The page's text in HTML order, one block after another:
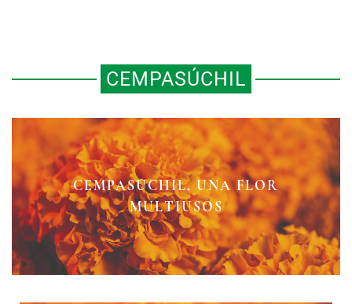
CEMPASÚCHIL
CEMPASÚCHIL, UNA FLOR
MULTIUSOS
DE CÓMO AL CEMPASÚCHIL SE LO
LLEVARON A LA CHINA
DE CEMPASÚCHIL SE PINTA LA
COMIDA